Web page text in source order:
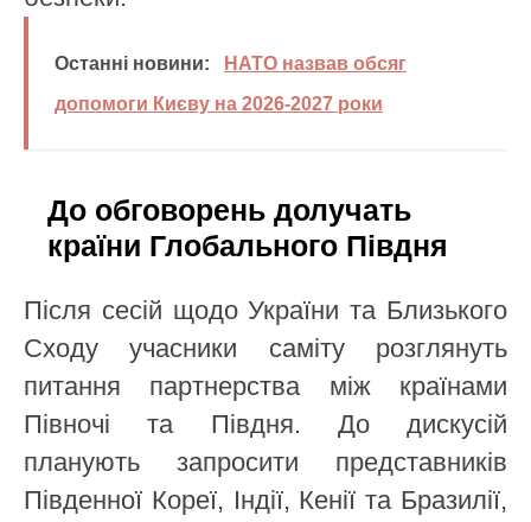
Останні новини:
НАТО назвав обсяг
допомоги Києву на 2026-2027 роки
До обговорень долучать
країни Глобального Півдня
Після сесій щодо України та Близького
Сходу учасники саміту розглянуть
питання партнерства між країнами
Півночі та Півдня. До дискусій
планують запросити представників
Південної Кореї, Індії, Кенії та Бразилії,